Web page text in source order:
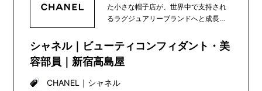
た小さな帽子店が、世界中で支持され
るラグジュアリーブランドへと成長
シャネル｜ビューティコンフィダント・美
容部員｜新宿高島屋
CHANEL ｜ シャネル